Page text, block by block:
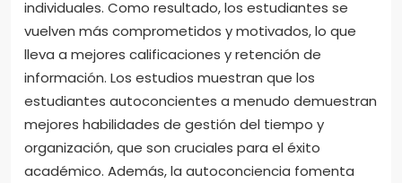
individuales. Como resultado, los estudiantes se
vuelven más comprometidos y motivados, lo que
lleva a mejores calificaciones y retención de
información. Los estudios muestran que los
estudiantes autoconcientes a menudo demuestran
mejores habilidades de gestión del tiempo y
organización, que son cruciales para el éxito
académico. Además, la autoconciencia fomenta